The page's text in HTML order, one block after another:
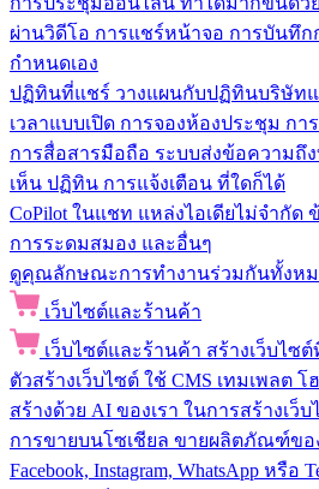
ผ่านวิดีโอ การแชร์หน้าจอ การบันทึ
กำหนดเอง
ปฏิทินที่แชร์ วางแผนกับปฏิทินบริษัท
เวลาแบบเปิด การจองห้องประชุม ก
การสื่อสารมือถือ ระบบส่งข้อความถึ
เห็น ปฏิทิน การแจ้งเตือน ที่ใดก็ได้
CoPilot ในแชท แหล่งไอเดียไม่จำกัด
การระดมสมอง และอื่นๆ
ดูคุณลักษณะการทำงานร่วมกันทั้งห
เว็บไซต์และร้านค้า
เว็บไซต์และร้านค้า สร้างเว็บไซ
ตัวสร้างเว็บไซต์ ใช้ CMS เทมเพลต
สร้างด้วย AI ของเรา ในการสร้างเว็
การขายบนโซเชียล ขายผลิตภัณฑ์ขอ
Facebook, Instagram, WhatsApp หรือ